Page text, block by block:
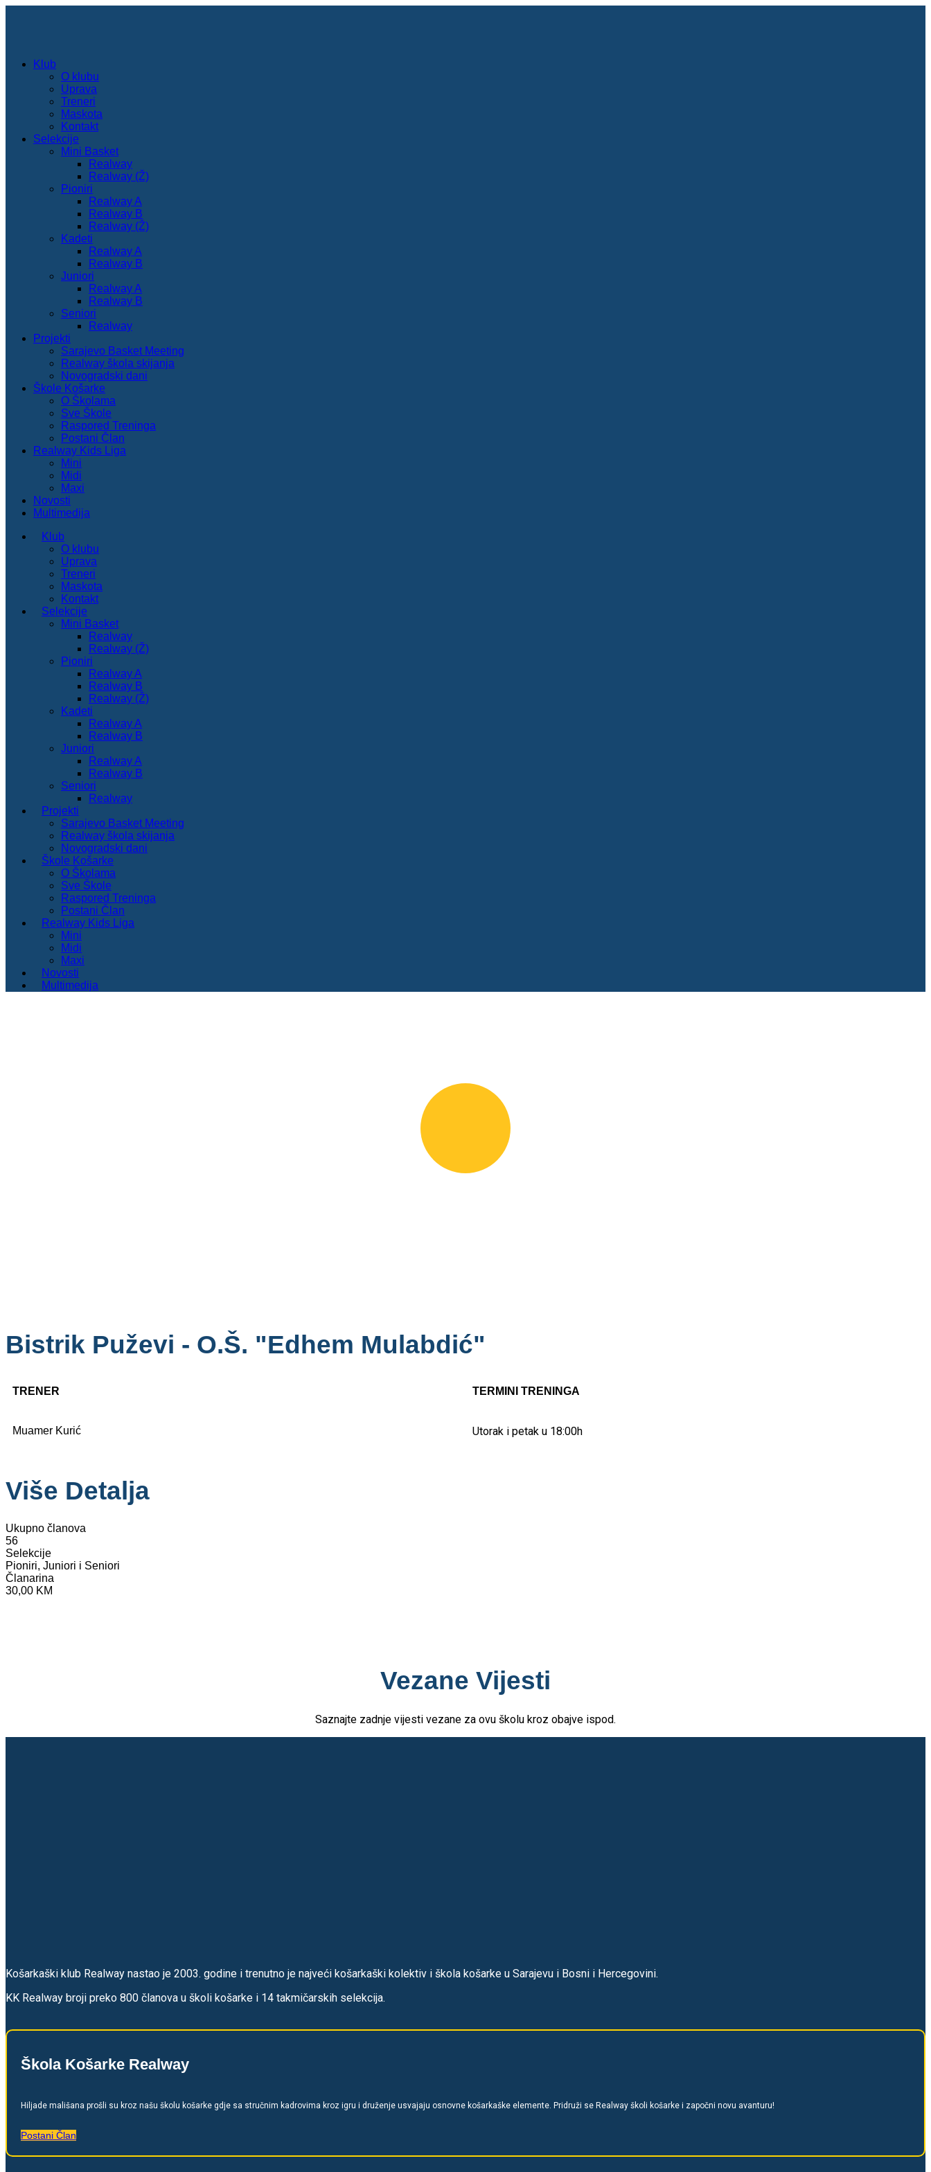
Klub
O klubu
Uprava
Treneri
Maskota
Kontakt
Selekcije
Mini Basket
Realway
Realway (Ž)
Pioniri
Realway A
Realway B
Realway (Ž)
Kadeti
Realway A
Realway B
Juniori
Realway A
Realway B
Seniori
Realway
Projekti
Sarajevo Basket Meeting
Realway škola skijanja
Novogradski dani
Škole Košarke
O Školama
Sve Škole
Raspored Treninga
Postani Član
Realway Kids Liga
Mini
Midi
Maxi
Novosti
Multimedija
Klub
O klubu
Uprava
Treneri
Maskota
Kontakt
Selekcije
Mini Basket
Realway
Realway (Ž)
Pioniri
Realway A
Realway B
Realway (Ž)
Kadeti
Realway A
Realway B
Juniori
Realway A
Realway B
Seniori
Realway
Projekti
Sarajevo Basket Meeting
Realway škola skijanja
Novogradski dani
Škole Košarke
O Školama
Sve Škole
Raspored Treninga
Postani Član
Realway Kids Liga
Mini
Midi
Maxi
Novosti
Multimedija
Bistrik Puževi - O.Š. "Edhem Mulabdić"
TRENER TERMINI TRENINGA
Muamer Kurić Utorak i petak u 18:00h
Više Detalja
Ukupno članova
56
Selekcije
Pioniri, Juniori i Seniori
Članarina
30,00 KM
Vezane Vijesti
Saznajte zadnje vijesti vezane za ovu školu kroz obajve ispod.
Košarkaški klub Realway nastao je 2003. godine i trenutno je najveći košarkaški kolektiv i škola košarke u Sarajevu i Bosni i Hercegovini.
KK Realway broji preko 800 članova u školi košarke i 14 takmičarskih selekcija.
Škola Košarke Realway
Hiljade mališana prošli su kroz našu školu košarke gdje sa stručnim kadrovima kroz igru i druženje usvajaju osnovne košarkaške elemente. Pridruži se Realway školi košarke i započni novu avanturu!
Postani Član